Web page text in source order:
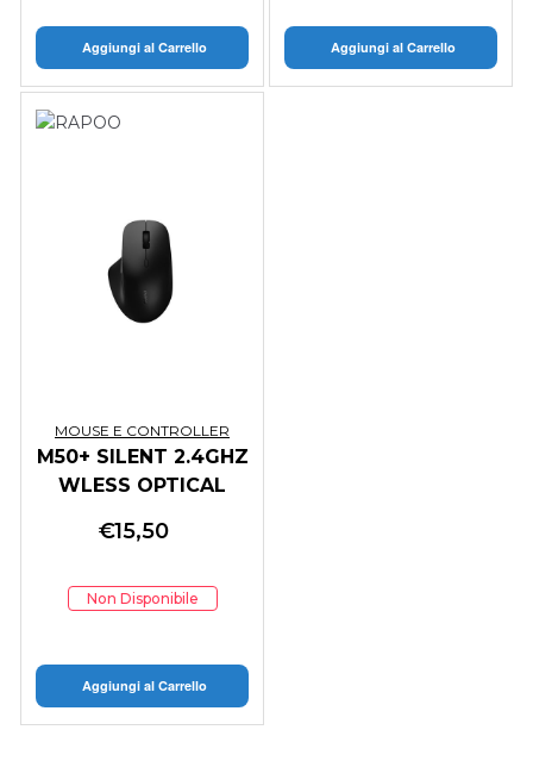
Aggiungi al Carrello Aggiungi al Carrello
MOUSE E CONTROLLER
M50+ SILENT 2.4GHZ
WLESS OPTICAL
€15,50
Non Disponibile
Aggiungi al Carrello